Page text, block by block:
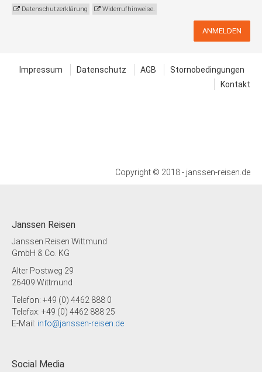
Datenschutzerklärung Widerrufhinweise.
ANMELDEN
Impressum Datenschutz AGB
Stornobedingungen
Kontakt
Copyright © 2018 - janssen-reisen.de
Janssen Reisen
Janssen Reisen Wittmund
GmbH & Co. KG
Alter Postweg 29
26409 Wittmund
Telefon: +49 (0) 4462 888 0
Telefax: +49 (0) 4462 888 25
E-Mail: info@janssen-reisen.de
Social Media